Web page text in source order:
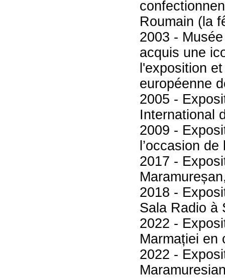
Roumain (la
2003 -
acquis une
l'exposition
européenne
2005 -
International
2009 -
l’occasion
2017 -
2018 -
Sala Radio à
2022 -
Marmației en
2022 -